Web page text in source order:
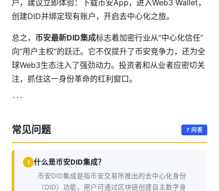
户，建议立即体验：下载币安App，进入Web3 Wallet，
创建DID并绑定现有账户，开启去中心化之旅。
总之， 币安最新DID集成标志着加密行业从“中心化信任”
向“用户主权”的跃迁。它不仅提升了币安竞争力，还为全
球Web3生态注入了强劲动力。投资者和从业者应密切关
注，抓住这一身份革命的红利窗口。
```
常见问题 7 问答
1 什么是币安DID集成？
币安DID集成是指币安交易所推出的去中心化身份
（DID）功能，用户可通过区块链创建自主数字身